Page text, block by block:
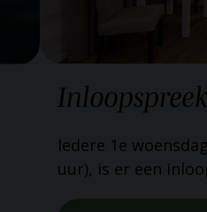
Iedere 1e
uur), is er een